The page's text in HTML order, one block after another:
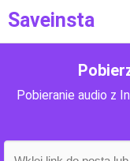
Saveinsta
Pobieranie audio z